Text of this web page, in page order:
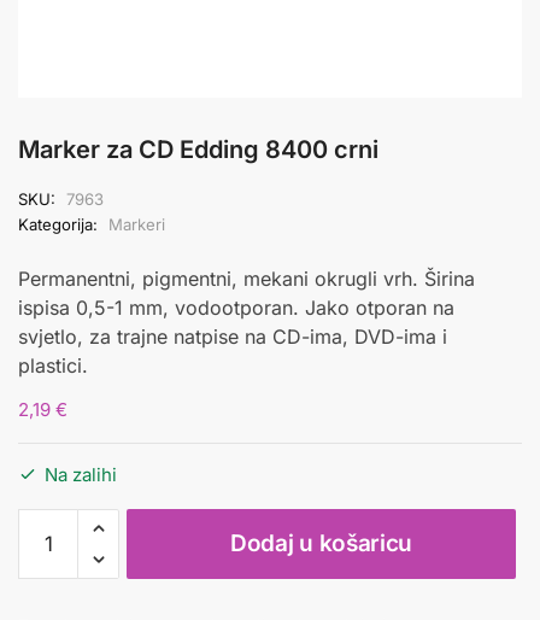
Marker za CD Edding 8400 crni
SKU:
7963
Kategorija:
Markeri
Permanentni, pigmentni, mekani okrugli vrh. Širina
ispisa 0,5-1 mm, vodootporan. Jako otporan na
svjetlo, za trajne natpise na CD-ima, DVD-ima i
plastici.
2,19 €
Na zalihi
CD
Dodaj u košaricu